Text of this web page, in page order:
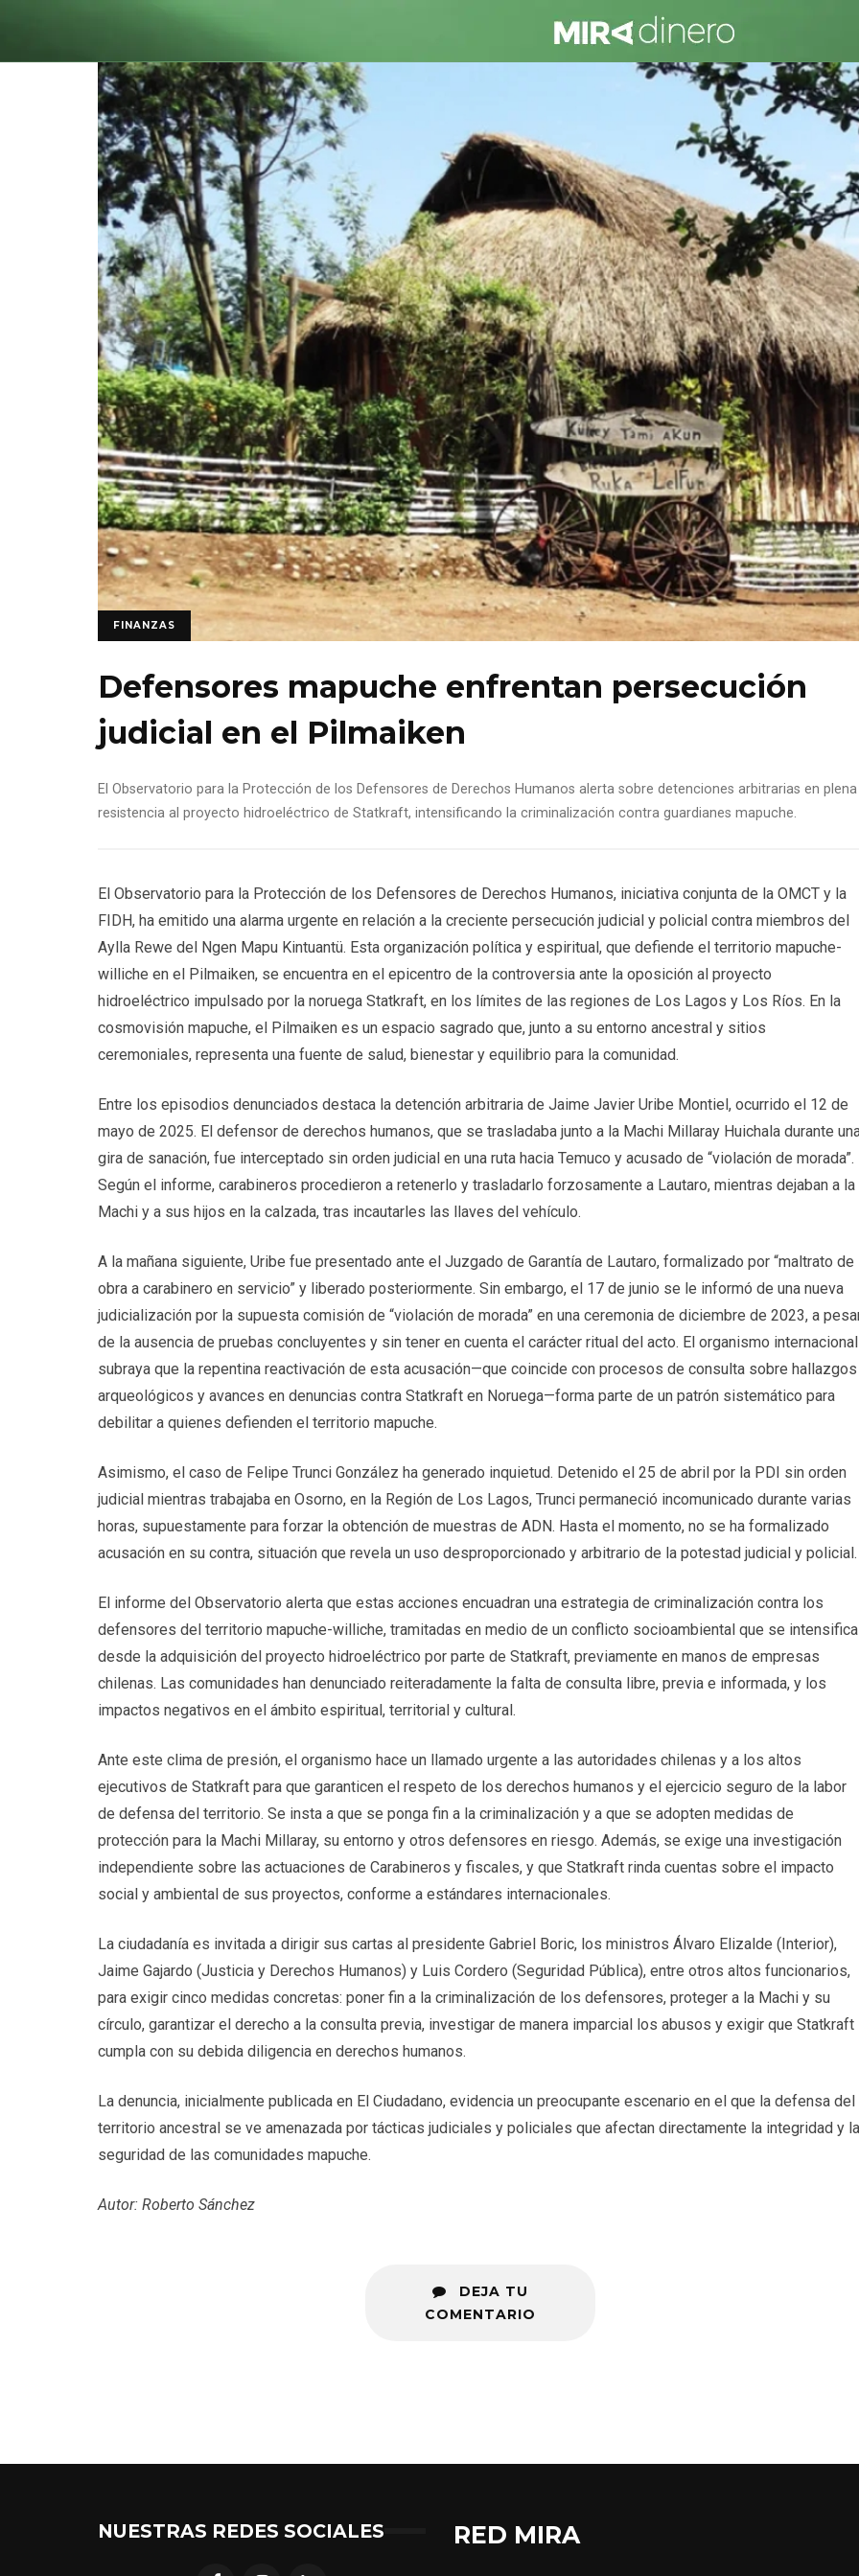
FINANZAS
Defensores mapuche enfrentan persecución
judicial en el Pilmaiken
El Observatorio para la Protección de los Defensores de Derechos Humanos alerta sobre detenciones arbitrarias en plena
resistencia al proyecto hidroeléctrico de Statkraft, intensificando la criminalización contra guardianes mapuche.
El Observatorio para la Protección de los Defensores de Derechos Humanos, iniciativa conjunta de la OMCT y la
FIDH, ha emitido una alarma urgente en relación a la creciente persecución judicial y policial contra miembros del
Aylla Rewe del Ngen Mapu Kintuantü. Esta organización política y espiritual, que defiende el territorio mapuche-
williche en el Pilmaiken, se encuentra en el epicentro de la controversia ante la oposición al proyecto
hidroeléctrico impulsado por la noruega Statkraft, en los límites de las regiones de Los Lagos y Los Ríos. En la
cosmovisión mapuche, el Pilmaiken es un espacio sagrado que, junto a su entorno ancestral y sitios
ceremoniales, representa una fuente de salud, bienestar y equilibrio para la comunidad.
Entre los episodios denunciados destaca la detención arbitraria de Jaime Javier Uribe Montiel, ocurrido el 12 de
mayo de 2025. El defensor de derechos humanos, que se trasladaba junto a la Machi Millaray Huichala durante
gira de sanación, fue interceptado sin orden judicial en una ruta hacia Temuco y acusado de “violación de morada”.
Según el informe, carabineros procedieron a retenerlo y trasladarlo forzosamente a Lautaro, mientras dejaban a la
Machi y a sus hijos en la calzada, tras incautarles las llaves del vehículo.
A la mañana siguiente, Uribe fue presentado ante el Juzgado de Garantía de Lautaro, formalizado por “maltrato de
obra a carabinero en servicio” y liberado posteriormente. Sin embargo, el 17 de junio se le informó de una nueva
judicialización por la supuesta comisión de “violación de morada” en una ceremonia de diciembre de 2023, a
de la ausencia de pruebas concluyentes y sin tener en cuenta el carácter ritual del acto. El organismo internacional
subraya que la repentina reactivación de esta acusación—que coincide con procesos de consulta sobre hallazgos
arqueológicos y avances en denuncias contra Statkraft en Noruega—forma parte de un patrón sistemático para
debilitar a quienes defienden el territorio mapuche.
Asimismo, el caso de Felipe Trunci González ha generado inquietud. Detenido el 25 de abril por la PDI sin orden
judicial mientras trabajaba en Osorno, en la Región de Los Lagos, Trunci permaneció incomunicado durante varias
horas, supuestamente para forzar la obtención de muestras de ADN. Hasta el momento, no se ha formalizado
acusación en su contra, situación que revela un uso desproporcionado y arbitrario de la potestad judicial y policial.
El informe del Observatorio alerta que estas acciones encuadran una estrategia de criminalización contra los
defensores del territorio mapuche-williche, tramitadas en medio de un conflicto socioambiental que se intensifica
desde la adquisición del proyecto hidroeléctrico por parte de Statkraft, previamente en manos de empresas
chilenas. Las comunidades han denunciado reiteradamente la falta de consulta libre, previa e informada, y los
impactos negativos en el ámbito espiritual, territorial y cultural.
Ante este clima de presión, el organismo hace un llamado urgente a las autoridades chilenas y a los altos
ejecutivos de Statkraft para que garanticen el respeto de los derechos humanos y el ejercicio seguro de la labor
de defensa del territorio. Se insta a que se ponga fin a la criminalización y a que se adopten medidas de
protección para la Machi Millaray, su entorno y otros defensores en riesgo. Además, se exige una investigación
independiente sobre las actuaciones de Carabineros y fiscales, y que Statkraft rinda cuentas sobre el impacto
social y ambiental de sus proyectos, conforme a estándares internacionales.
La ciudadanía es invitada a dirigir sus cartas al presidente Gabriel Boric, los ministros Álvaro Elizalde (Interior),
Jaime Gajardo (Justicia y Derechos Humanos) y Luis Cordero (Seguridad Pública), entre otros altos funcionarios,
para exigir cinco medidas concretas: poner fin a la criminalización de los defensores, proteger a la Machi y su
círculo, garantizar el derecho a la consulta previa, investigar de manera imparcial los abusos y exigir que Statkraft
cumpla con su debida diligencia en derechos humanos.
La denuncia, inicialmente publicada en El Ciudadano, evidencia un preocupante escenario en el que la defensa del
territorio ancestral se ve amenazada por tácticas judiciales y policiales que afectan directamente la integridad y la
seguridad de las comunidades mapuche.
Autor: Roberto Sánchez
DEJA TU
COMENTARIO
NUESTRAS REDES SOCIALES RED MIRA